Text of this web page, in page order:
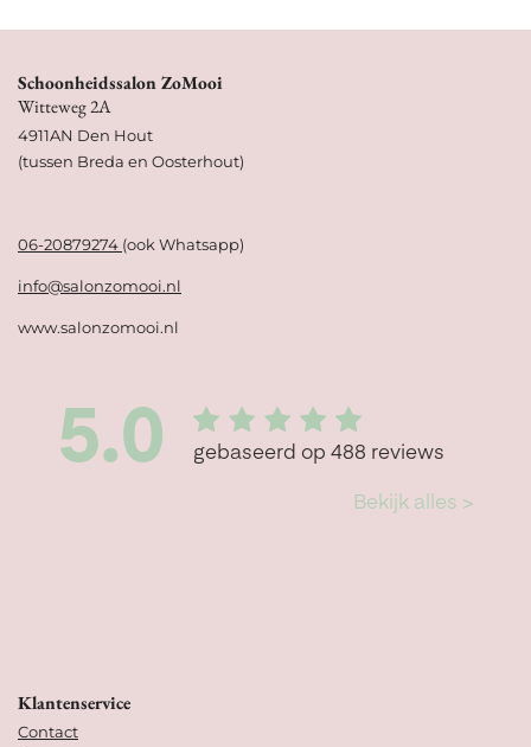
Schoonheidssalon ZoMooi
Witteweg 2A
4911AN Den Hout
(tussen Breda en Oosterhout)
06-20879274 (ook Whatsapp)
info@salonzomooi.nl
www.salonzomooi.nl
Klantenservice
Contact